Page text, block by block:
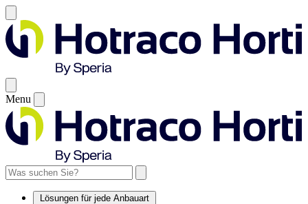
Menu
Lösungen für jede Anbauart